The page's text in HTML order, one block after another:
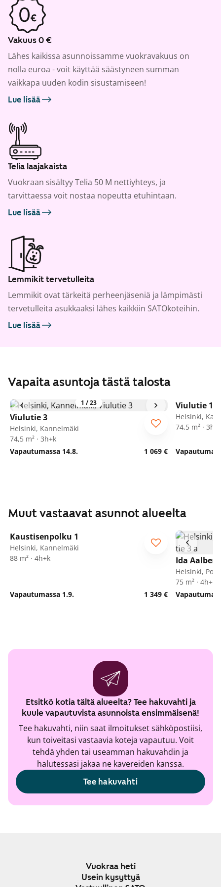
Vakuus 0 €
Lähes kaikissa asunnoissamme vuokravakuus on
nolla euroa - voit käyttää säästyneen summan
vaikkapa uuden kodin sisustamiseen!
Lue lisää
Telia laajakaista
Vuokraan sisältyy Telia 50 M nettiyhteys, ja
tarvittaessa voit nostaa nopeutta etuhintaan.
Lue lisää
Lemmikit tervetulleita
Lemmikit ovat tärkeitä perheenjäseniä ja lämpimästi
tervetulleita asukkaaksi lähes kaikkiin SATOkoteihin.
Lue lisää
Vapaita asuntoja tästä talosta
1 /23
Viulutie 3
Helsinki, Kannelmäki
74,5 m² · 3h+k
Vapautumassa 14.8.
1 069 €
Viulutie 1
Helsinki,
74,5 m² ·
Muut vastaavat asunnot alueelta
Kaustisenpolku 1
Helsinki, Kannelmäki
88 m² · 4h+k
Vapautumassa 1.9. 1 349 €
Ida
Helsinki,
75 m² · 4h+k
Etsitkö kotia tältä alueelta? Tee hakuvahti ja
kuule vapautuvista asunnoista ensimmäisenä!
Tee hakuvahti, niin saat ilmoitukset sähköpostiisi,
kun toiveitasi vastaavia koteja vapautuu. Voit
tehdä yhden tai useamman hakuvahdin ja
halutessasi jakaa ne kavereiden kanssa.
Tee hakuvahti
Vuokraa heti
Usein kysyttyä